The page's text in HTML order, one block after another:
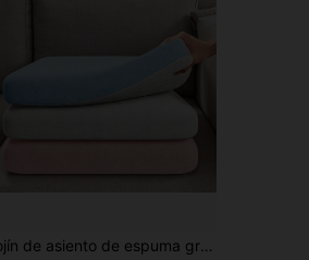
Cojín de asiento de espuma gruesa, adecuado para oficina, hogar, automóvil, todas las estaciones